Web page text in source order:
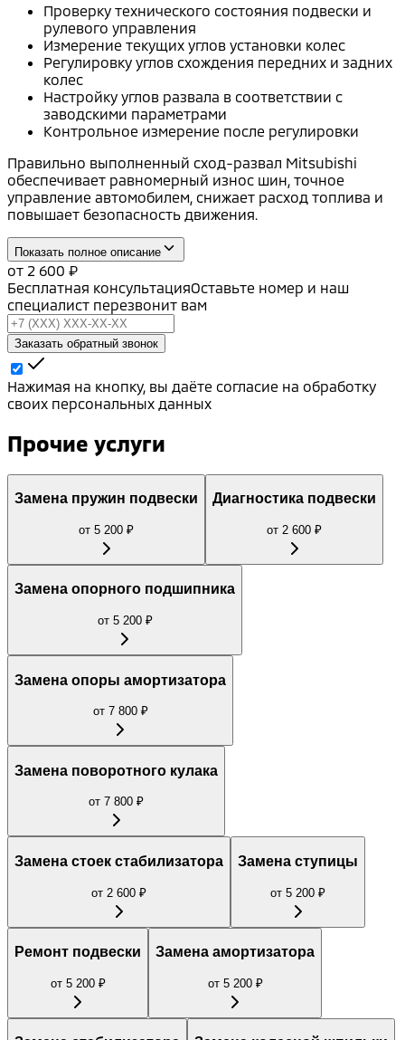
Проверку технического состояния подвески и
рулевого управления
Измерение текущих углов установки колес
Регулировку углов схождения передних и задних
колес
Настройку углов развала в соответствии с
заводскими параметрами
Контрольное измерение после регулировки
Правильно выполненный сход-развал Mitsubishi
обеспечивает равномерный износ шин, точное
управление автомобилем, снижает расход топлива и
повышает безопасность движения.
Показать полное описание
от 2 600 ₽
Бесплатная консультацияОставьте номер и наш
специалист перезвонит вам
Заказать обратный звонок
Нажимая на кнопку, вы даёте согласие на обработку
своих персональных данных
Прочие услуги
Замена пружин подвески
от 5 200 ₽
Диагностика подвески
от 2 600 ₽
Замена опорного подшипника
от 5 200₽
Замена опоры амортизатора
от 7 800₽
Замена поворотного кулака
от 7 800 ₽
Замена стоек стабилизатора
от 2 600 ₽
Замена ступицы
от 5 200 ₽
Ремонт подвески
от 5 200₽
Замена амортизатора
от 5 200₽